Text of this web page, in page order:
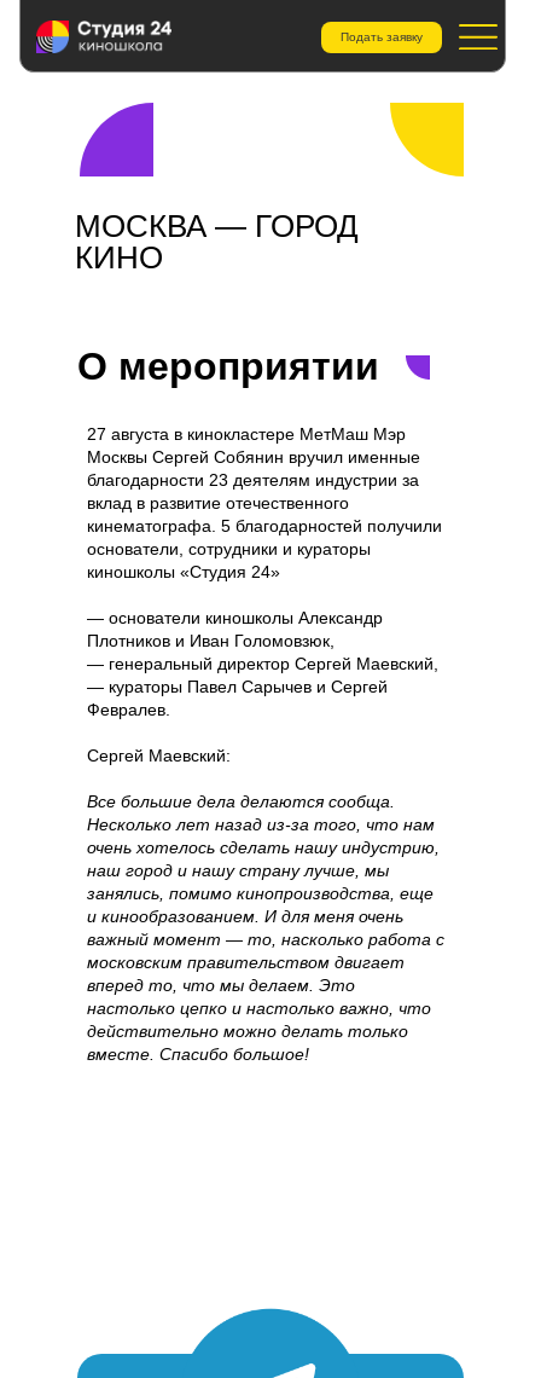
Подать заявку
МОСКВА — ГОРОД
КИНО
О мероприятии
27 августа в кинокластере МетМаш Мэр
Москвы Сергей Собянин вручил именные
благодарности 23 деятелям индустрии за
вклад в развитие отечественного
кинематографа. 5 благодарностей получили
основатели, сотрудники и кураторы
киношколы «Студия 24»
— основатели киношколы Александр
Плотников и Иван Голомовзюк,
— генеральный директор Сергей Маевский,
— кураторы Павел Сарычев и Сергей
Февралев.
Сергей Маевский:
Все большие дела делаются сообща.
Несколько лет назад из-за того, что нам
очень хотелось сделать нашу индустрию,
наш город и нашу страну лучше, мы
занялись, помимо кинопроизводства, еще
и кинообразованием. И для меня очень
важный момент — то, насколько работа с
московским правительством двигает
вперед то, что мы делаем. Это
настолько цепко и настолько важно, что
действительно можно делать только
вместе. Спасибо большое!